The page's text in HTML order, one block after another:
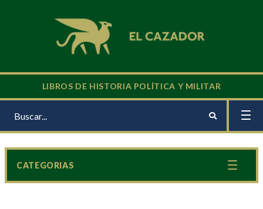
LIBROS DE HISTORIA POLÍTICA Y MILITAR
CATEGORIAS